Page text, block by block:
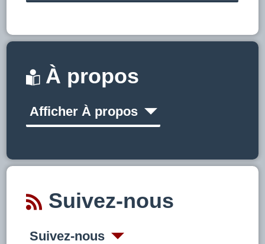
À propos
Afficher À propos
Suivez-nous
Suivez-nous